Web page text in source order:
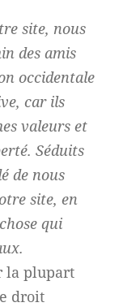
site, nous
des amis
occidentale
car ils
valeurs et
Séduits
de nous
site, en
qui
la plupart
droit